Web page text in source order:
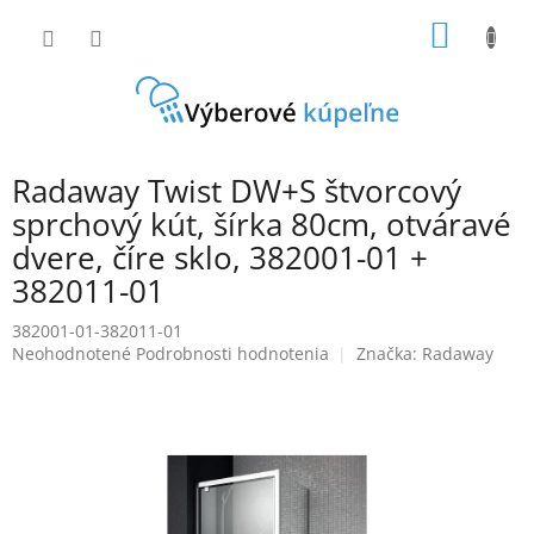
Radaway Twist DW+S štvorcový
sprchový kút, šírka 80cm, otváravé
dvere, číre sklo, 382001-01 +
382011-01
382001-01-382011-01
Priemerné
Neohodnotené Podrobnosti hodnotenia Značka: Radaway